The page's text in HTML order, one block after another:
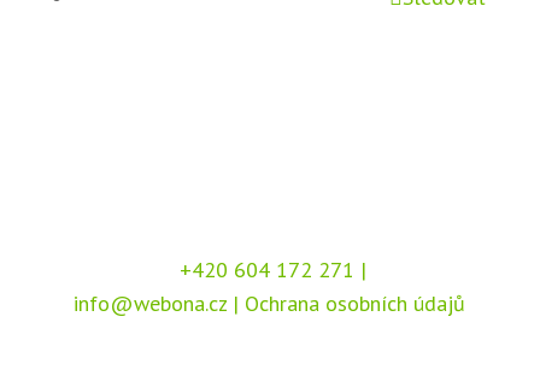
+420 604 172 271 |
info@webona.cz | Ochrana osobních údajů